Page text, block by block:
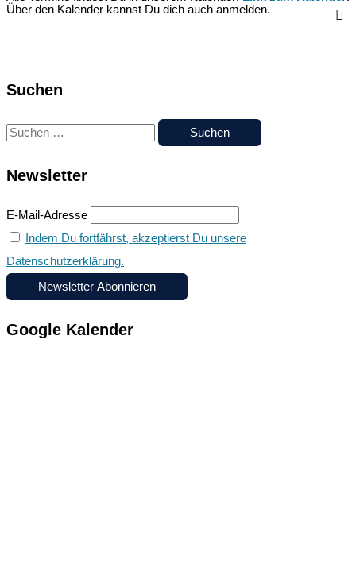
Über den Kalender kannst Du dich auch anmelden.
Suchen
S
c
e
n
n
h
Newsletter
E-Mail-Adresse
Indem Du fortfährst, akzeptierst Du unsere
Datenschutzerklärung.
Google Kalender